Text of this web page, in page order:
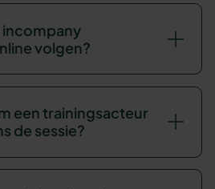
incompany
volgen?
een trainingsacteur
de sessie?